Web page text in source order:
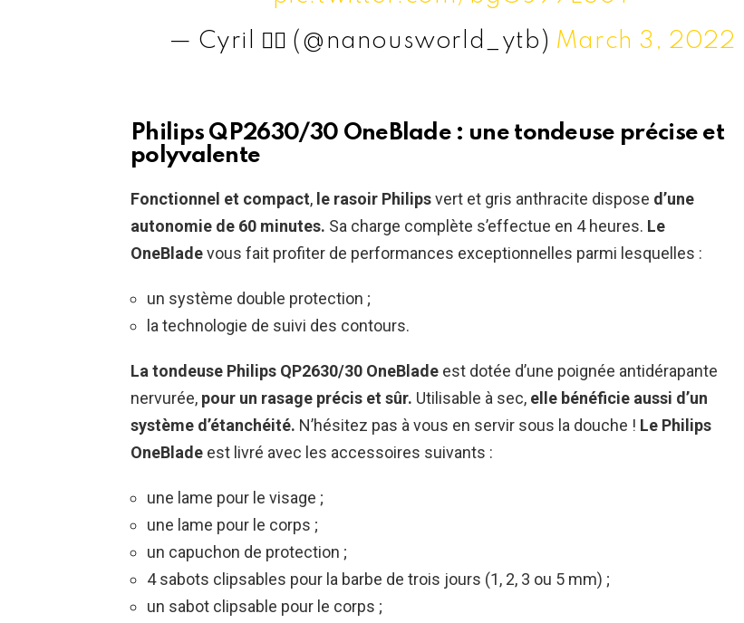
— Cyril 🏳️‍🌈 (@nanousworld_ytb) March 3, 2022
Philips QP2630/30 OneBlade : une tondeuse précise et
polyvalente
Fonctionnel et compact, le rasoir Philipsvert et gris anthracite dispose d’une
autonomie de 60 minutes. Sa charge complète s’effectue en 4 heures. Le
OneBladevous fait profiter de performances exceptionnelles parmi lesquelles :
un système double protection ;
la technologie de suivi des contours.
La tondeuse Philips QP2630/30 OneBlade est dotée d’une poignée antidérapante
nervurée, pour un rasage précis et sûr. Utilisable à sec, elle bénéficie aussi d’un
système d’étanchéité. N’hésitez pas à vous en servir sous la douche ! Le Philips
OneBlade est livré avec les accessoires suivants :
une lame pour le visage ;
une lame pour le corps ;
un capuchon de protection ;
4 sabots clipsables pour la barbe de trois jours (1, 2, 3 ou 5 mm) ;
un sabot clipsable pour le corps ;